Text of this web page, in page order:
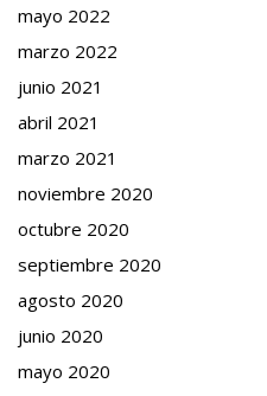
mayo 2022
marzo 2022
junio 2021
abril 2021
marzo 2021
noviembre 2020
octubre 2020
septiembre 2020
agosto 2020
junio 2020
mayo 2020